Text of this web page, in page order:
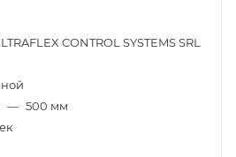
CONTROL SYSTEMS SRL
— 500 мм